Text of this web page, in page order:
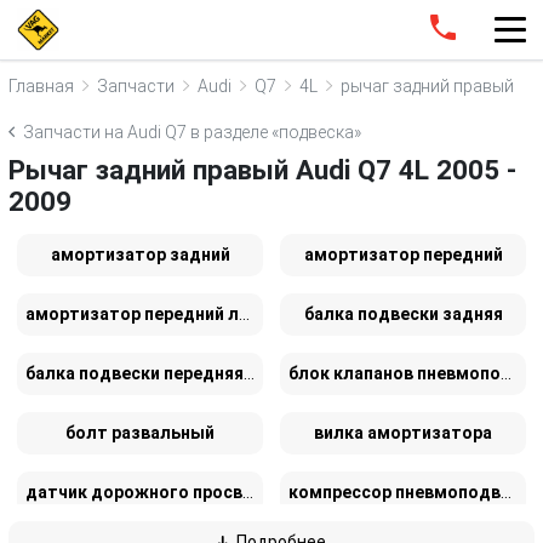
Главная Запчасти Audi Q7 4L рычаг задний правый
Запчасти на Audi Q7 в разделе «подвеска»
Рычаг задний правый Audi Q7 4L 2005 -
2009
амортизатор задний амортизатор передний
балка подвески задняя
болт развальный вилка амортизатора